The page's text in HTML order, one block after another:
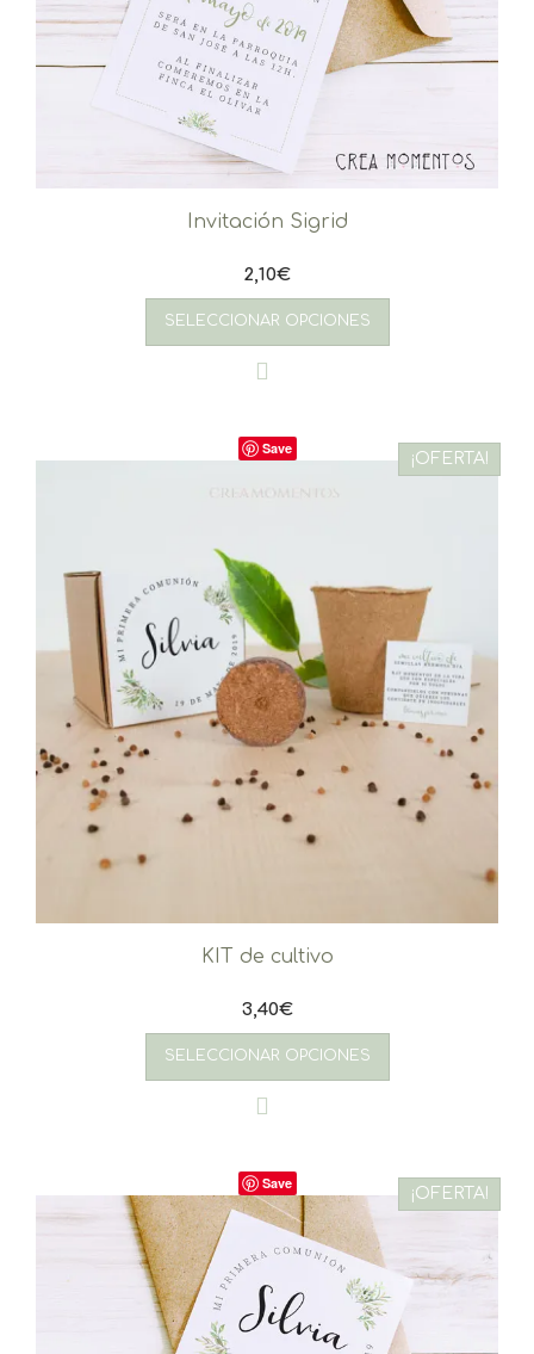
Invitación Sigrid
2,10€
SELECCIONAR OPCIONES
Save
¡OFERTA!
KIT de cultivo
3,40€
SELECCIONAR OPCIONES
Save
¡OFERTA!